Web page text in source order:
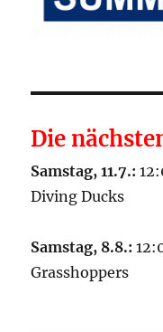
Die
Samstag, 11.7.:
Diving Ducks
Samstag, 8.8.:
Grasshoppers